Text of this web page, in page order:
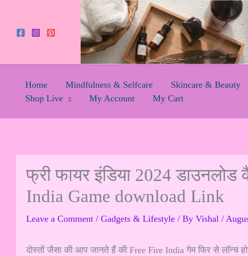
content
Home Mindfulness & Selfcare Skincare & Beauty
Shop Live
My Account My Cart
फ्री फायर इंडिया 2024
India Game download Link
Leave a Comment / Gadgets & Lifestyle / By Vishal /
दोस्तों जैसा की आप जानते हैं की Free Fire India गेम फिर से लॉन्च